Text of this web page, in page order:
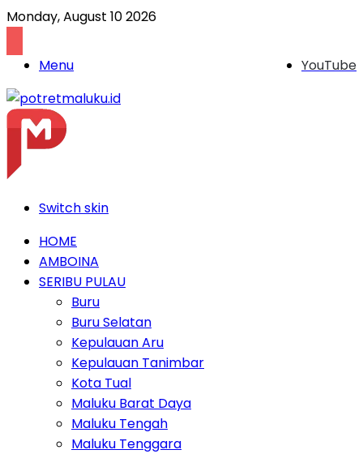
Monday, August 10 2026
YouTube
Menu
Switch skin
HOME
AMBOINA
SERIBU PULAU
Buru
Buru Selatan
Kepulauan Aru
Kepulauan Tanimbar
Kota Tual
Maluku Barat Daya
Maluku Tengah
Maluku Tenggara